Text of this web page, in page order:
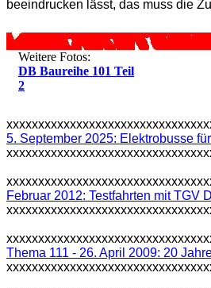
beeindrucken lässt, das muss die
Weitere Fotos:
DB Baureihe 101 Teil
2
5. September 2025: Elektrobusse
Februar 2012: Testfahrten mit TGV
Thema 111 - 26. April 2009: 20